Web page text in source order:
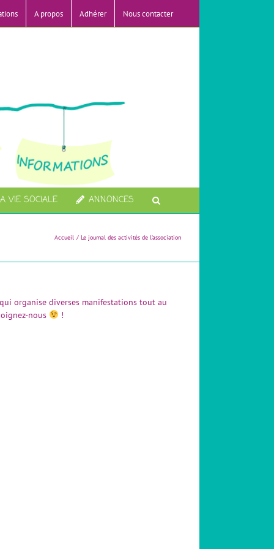
A propos Adhérer Nous contacter
VIE SOCIALE ANNONCES
Accueil Le journal des activités de l’association
organise diverses manifestations tout au
nous
!